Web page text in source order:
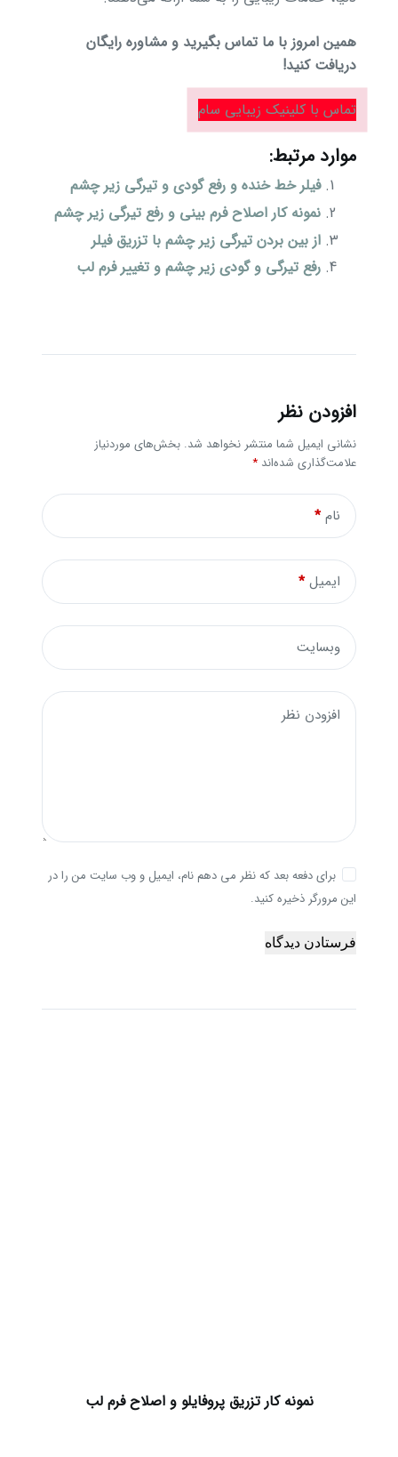
همین امروز با ما تماس بگیرید و مشاوره رایگان
دریافت کنید!
تماس با کلینیک زیبایی سام
موارد مرتبط:
فیلر خط خنده و رفع گودی و تیرگی زیر چشم
نمونه کار اصلاح فرم بینی و رفع تیرگی زیر چشم
از بین بردن تیرگی زیر چشم با تزریق فیلر
رفع تیرگی و گودی زیر چشم و تغییر فرم لب
افزودن نظر
نشانی ایمیل شما منتشر نخواهد شد. بخش‌های موردنیاز
علامت‌گذاری شده‌اند *
نام*
ایمیل*
وبسایت
افزودن نظر
برای دفعه بعد که نظر می دهم نام، ایمیل و وب سایت من را در
این مرورگر ذخیره کنید.
فرستادن دیدگاه
نمونه کار تزریق پروفایلو و اصلاح فرم لب